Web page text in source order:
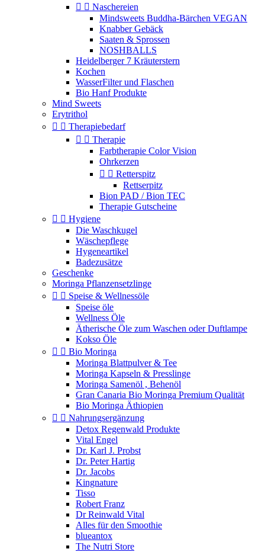
  Naschereien
Mindsweets Buddha-Bärchen VEGAN
Knabber Gebäck
Saaten & Sprossen
NOSHBALLS
Heidelberger 7 Kräuterstern
Kochen
WasserFilter und Flaschen
Bio Hanf Produkte
Mind Sweets
Erytrithol
  Therapiebedarf
  Therapie
Farbtherapie Color Vision
Ohrkerzen
  Retterspitz
Rettserpitz
Bion PAD / Bion TEC
Therapie Gutscheine
  Hygiene
Die Waschkugel
Wäschepflege
Hygeneartikel
Badezusätze
Geschenke
Moringa Pflanzensetzlinge
  Speise & Wellnessöle
Speise öle
Wellness Öle
Ätherische Öle zum Waschen oder Duftlampe
Kokso Öle
  Bio Moringa
Moringa Blattpulver & Tee
Moringa Kapseln & Presslinge
Moringa Samenöl , Behenöl
Gran Canaria Bio Moringa Premium Qualität
Bio Moringa Äthiopien
  Nahrungsergänzung
Detox Regenwald Produkte
Vital Engel
Dr. Karl J. Probst
Dr. Peter Hartig
Dr. Jacobs
Kingnature
Tisso
Robert Franz
Dr Reinwald Vital
Alles für den Smoothie
blueantox
The Nutri Store